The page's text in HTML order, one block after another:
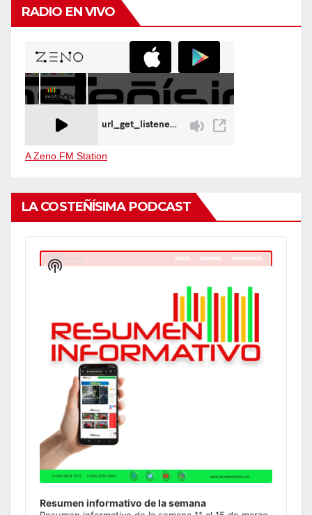
RADIO EN VIVO
A Zeno.FM Station
LA COSTEÑÍSIMA PODCAST
Audio
Player
Resumen informativo de la semana
Show